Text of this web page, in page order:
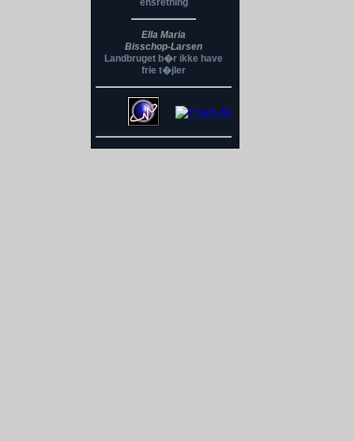
ensretning
Ella Maria
Bisschop-Larsen
Landbruget b�r ikke have
frie t�jler